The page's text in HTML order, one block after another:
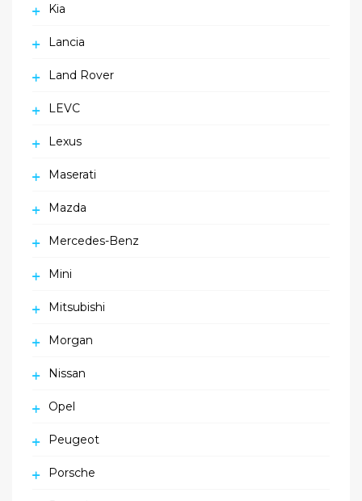
Kia
Lancia
Land Rover
LEVC
Lexus
Maserati
Mazda
Mercedes-Benz
Mini
Mitsubishi
Morgan
Nissan
Opel
Peugeot
Porsche